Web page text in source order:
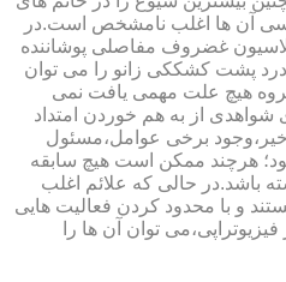
شناسی آن ها اغلب نامشخص است.در
غضروف مفاصلی پوشاننده
پشت کشککی زانو را می توان
هیچ علت مهمی یافت نمی
از به هم خوردن امتداد
برخی عوامل،مسئول
هرچند ممکن است هیچ سابقه
باشد.در حالی که علائم اغلب
و با محدود کردن فعالیت هایی
توان آن ها را